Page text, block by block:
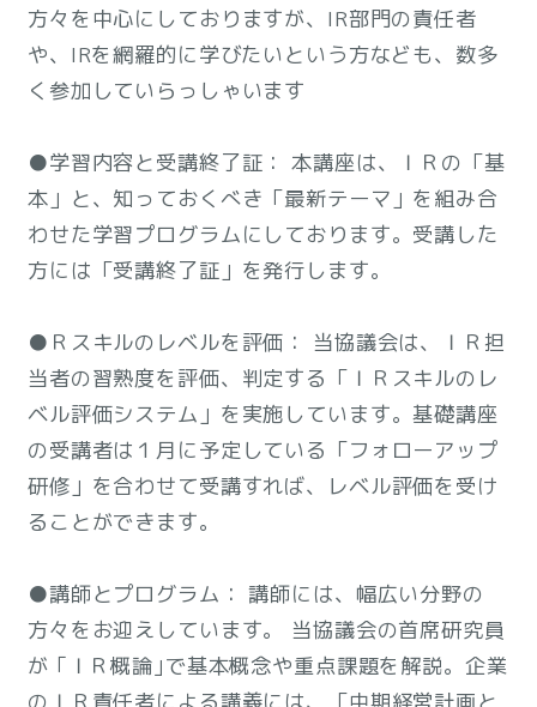
方々を中心にしておりますが、IR部門の責任者
や、IRを網羅的に学びたいという方なども、数多
く参加していらっしゃいます
●学習内容と受講終了証： 本講座は、ＩＲの「基
本」と、知っておくべき「最新テーマ」を組み合
わせた学習プログラムにしております。受講した
方には「受講終了証」を発行します。
●Ｒスキルのレベルを評価： 当協議会は、ＩＲ担
当者の習熟度を評価、判定する「ＩＲスキルのレ
ベル評価システム」を実施しています。基礎講座
の受講者は１月に予定している「フォローアップ
研修」を合わせて受講すれば、レベル評価を受け
ることができます。
●講師とプログラム： 講師には、幅広い分野の
方々をお迎えしています。 当協議会の首席研究員
が ｢ＩＲ概論｣で基本概念や重点課題を解説。企業